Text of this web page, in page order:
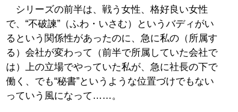
シリーズの前半は、戦う女性、格好良い女性
で、“不破諫”（ふわ・いさむ）というバディがい
るという関係性があったのに、急に私の（所属す
る）会社が変わって（前半で所属していた会社で
は）上の立場でやっていた私が、急に社長の下で
働く、でも“秘書”というような位置づけでもない
っていう風になって……。